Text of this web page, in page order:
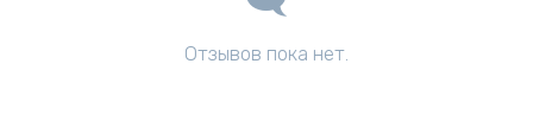
Отзывов пока нет.